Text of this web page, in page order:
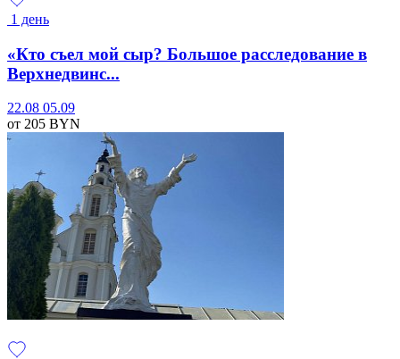
1 день
«Кто съел мой сыр? Большое расследование в
Верхнедвинс...
22.08 05.09
от 205 BYN